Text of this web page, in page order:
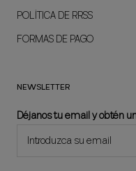
POLÍTICA DE RRSS
FORMAS DE PAGO
NEWSLETTER
Déjanos tu email y obtén